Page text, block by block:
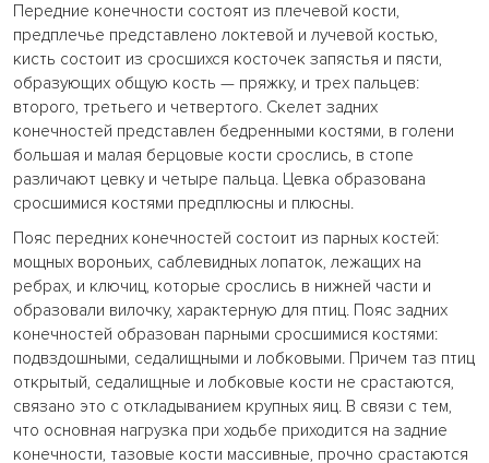
Передние конечности состоят из плечевой кости,
предплечье представлено локтевой и лучевой костью,
кисть состоит из сросшихся косточек запястья и пясти,
образующих общую кость — пряжку, и трех пальцев:
второго, третьего и четвертого. Скелет задних
конечностей представлен бедренными костями, в голени
большая и малая берцовые кости срослись, в стопе
различают цевку и четыре пальца. Цевка образована
сросшимися костями предплюсны и плюсны.
Пояс передних конечностей состоит из парных костей:
мощных вороньих, саблевидных лопаток, лежащих на
ребрах, и ключиц, которые срослись в нижней части и
образовали вилочку, характерную для птиц. Пояс задних
конечностей образован парными сросшимися костями:
подвздошными, седалищными и лобковыми. Причем таз птиц
открытый, седалищные и лобковые кости не срастаются,
связано это с откладыванием крупных яиц. В связи с тем,
что основная нагрузка при ходьбе приходится на задние
конечности, тазовые кости массивные, прочно срастаются